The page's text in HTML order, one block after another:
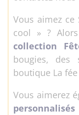
Vous aimez ce
cool » ?
collection
bougies, des
boutique La
Vous aimerez
personnalisés